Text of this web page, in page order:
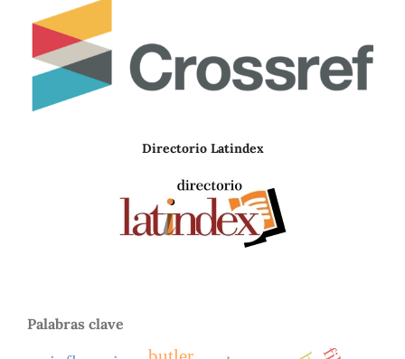
Directorio Latindex
Palabras clave